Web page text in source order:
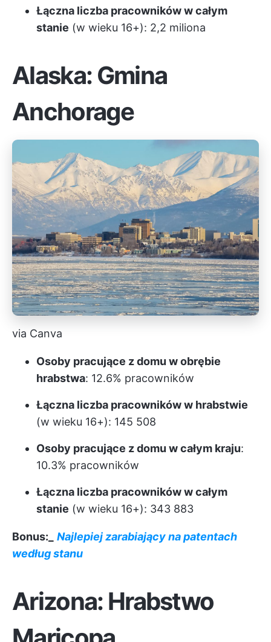
Łączna liczba pracowników w całym
stanie (w wieku 16+): 2,2 miliona
Alaska: Gmina
Anchorage
via Canva
Osoby pracujące z domu w obrębie
hrabstwa: 12.6% pracowników
Łączna liczba pracowników w hrabstwie
(w wieku 16+): 145 508
Osoby pracujące z domu w całym kraju:
10.3% pracowników
Łączna liczba pracowników w całym
stanie (w wieku 16+): 343 883
Bonus:_
Najlepiej zarabiający na patentach
według stanu
Arizona: Hrabstwo